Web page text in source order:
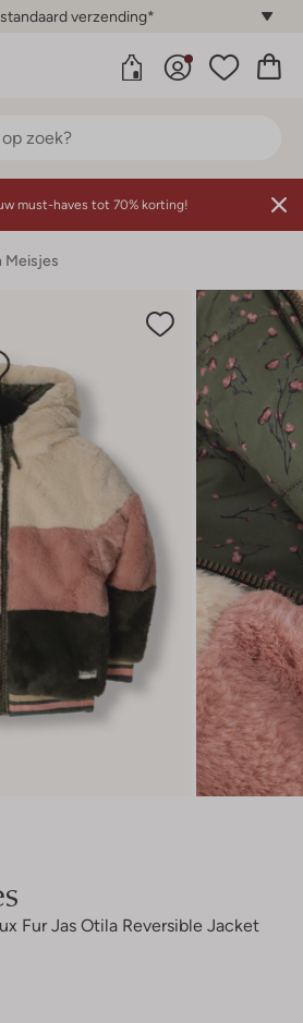
verzending*
must-haves tot 70% korting!
Meisjes
Fur Jas Otila Reversible Jacket